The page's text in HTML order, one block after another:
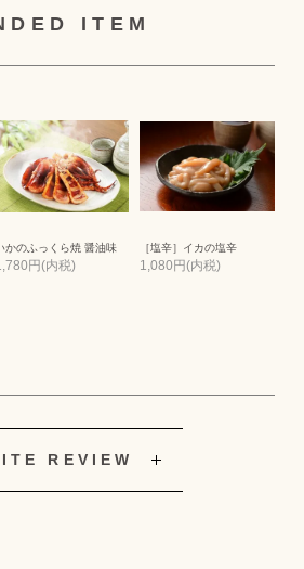
ITEM
かのふっくら焼 醤油味
円(内税)
［塩辛］イカの塩辛
1,080円(内税)
REVIEW